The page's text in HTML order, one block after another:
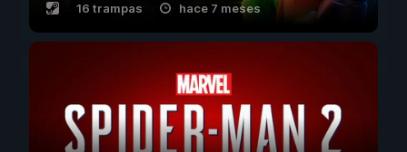
16 trampas hace 7 meses